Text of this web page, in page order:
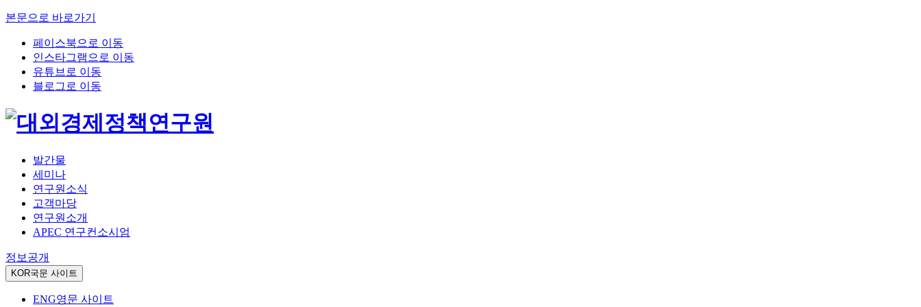
본문으로 바로가기
페이스북으로 이동
인스타그램으로 이동
유튜브로 이동
블로그로 이동
발간물
세미나
연구원소식
고객마당
연구원소개
APEC 연구컨소시엄
정보공개
KOR국문 사이트
ENG영문 사이트